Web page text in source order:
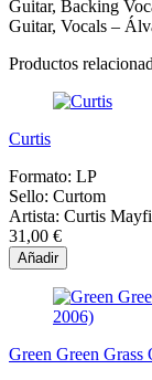
Guitar, Backing
Guitar, Vocals –
Productos
Curtis
Formato: LP
Sello: Curtom
Artista: Curtis
31,00 €
Añadir
Green Green